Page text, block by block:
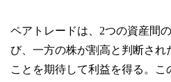
ペアトレードは、2つの資産間
び、一方の株が割高と判断さ
ことを期待して利益を得る。